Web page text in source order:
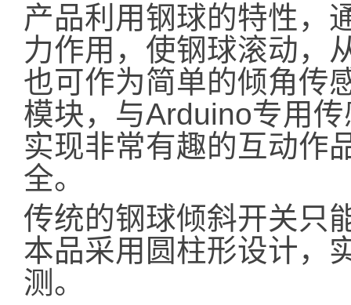
产品利用钢球的特性，
力作用，使钢球滚动，
也可作为简单的倾角传
模块，与Arduino专用
实现非常有趣的互动作
全。
传统的钢球倾斜开关只
本品采用圆柱形设计，
测。